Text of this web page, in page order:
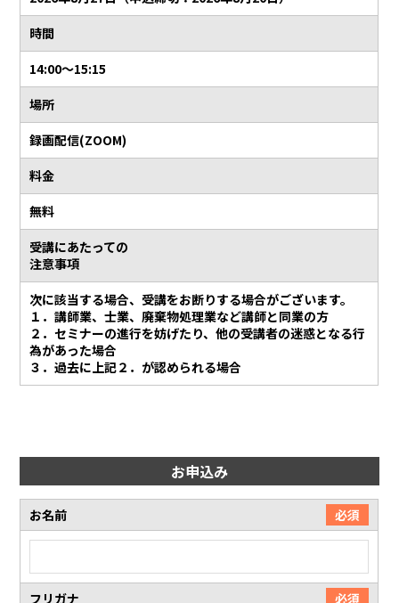
時間
14:00～15:15
場所
録画配信(ZOOM)
料金
無料
受講にあたっての
注意事項
次に該当する場合、受講をお断りする場合がございます。
１．講師業、士業、廃棄物処理業など講師と同業の方
２．セミナーの進行を妨げたり、他の受講者の迷惑となる行
為があった場合
３．過去に上記２．が認められる場合
お申込み
お名前 必須
フリガナ 必須